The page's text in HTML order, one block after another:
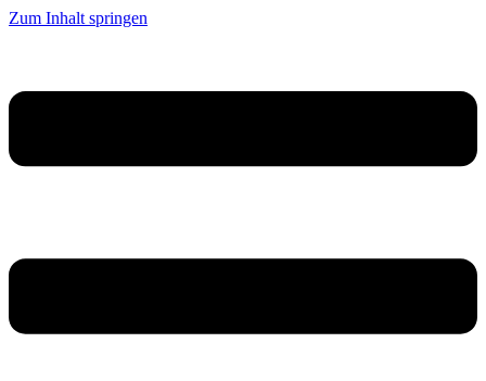
Zum Inhalt springen